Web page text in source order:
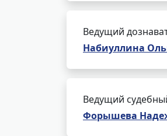
Ведущий
Набиуллина
Ведущий
Форышева